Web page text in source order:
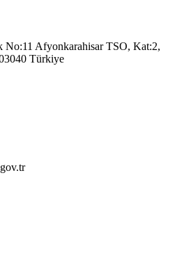
No:11 Afyonkarahisar TSO, Kat:2,
Türkiye